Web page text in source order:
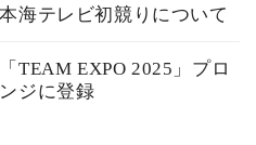
海テレビ初競りについて
TEAM EXPO 2025」プロ
ジに登録